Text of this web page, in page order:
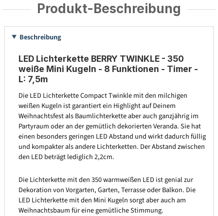
Produkt-Beschreibung
Beschreibung
LED Lichterkette BERRY TWINKLE - 350
weiße Mini Kugeln - 8 Funktionen - Timer -
L: 7,5m
Die LED Lichterkette Compact Twinkle mit den milchigen
weißen Kugeln ist garantiert ein Highlight auf Deinem
Weihnachtsfest als Baumlichterkette aber auch ganzjährig im
Partyraum oder an der gemütlich dekorierten Veranda. Sie hat
einen besonders geringen LED Abstand und wirkt dadurch füllig
und kompakter als andere Lichterketten. Der Abstand zwischen
den LED beträgt lediglich 2,2cm.
Die Lichterkette mit den 350 warmweißen LED ist genial zur
Dekoration von Vorgarten, Garten, Terrasse oder Balkon. Die
LED Lichterkette mit den Mini Kugeln sorgt aber auch am
Weihnachtsbaum für eine gemütliche Stimmung.